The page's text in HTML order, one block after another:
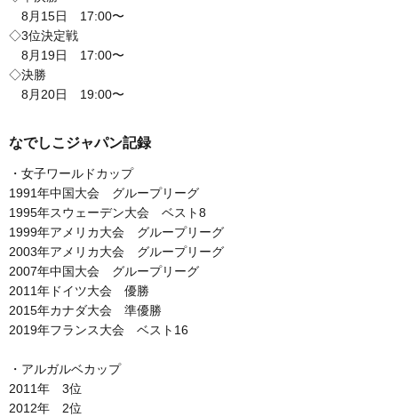
8月15日 17:00〜
◇3位決定戦
8月19日 17:00〜
◇決勝
8月20日 19:00〜
なでしこジャパン記録
・女子ワールドカップ
1991年中国大会 グループリーグ
1995年スウェーデン大会 ベスト8
1999年アメリカ大会 グループリーグ
2003年アメリカ大会 グループリーグ
2007年中国大会 グループリーグ
2011年ドイツ大会 優勝
2015年カナダ大会 準優勝
2019年フランス大会 ベスト16
・アルガルベカップ
2011年 3位
2012年 2位